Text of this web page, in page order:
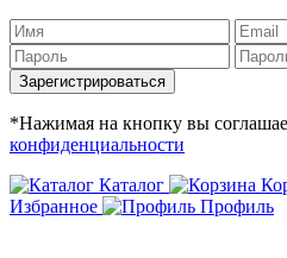
Зарегистрироваться
*Нажимая на кнопку вы
конфиденциальности
Каталог
Избранное
Профиль